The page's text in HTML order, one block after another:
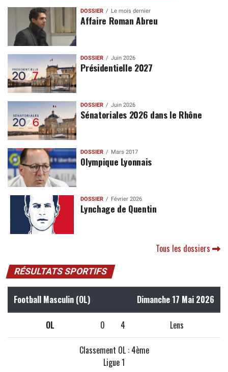
DOSSIER Le mois dernier
Affaire Roman Abreu
DOSSIER Juin 2026
Présidentielle 2027
DOSSIER Juin 2026
Sénatoriales 2026 dans le Rhône
DOSSIER Mars 2017
Olympique Lyonnais
DOSSIER Février 2026
Lynchage de Quentin
Tous les dossiers
RÉSULTATS SPORTIFS
Football Masculin (OL) Dimanche 17 Mai 2026
OL 0 4 Lens
Classement OL : 4ème
Ligue 1